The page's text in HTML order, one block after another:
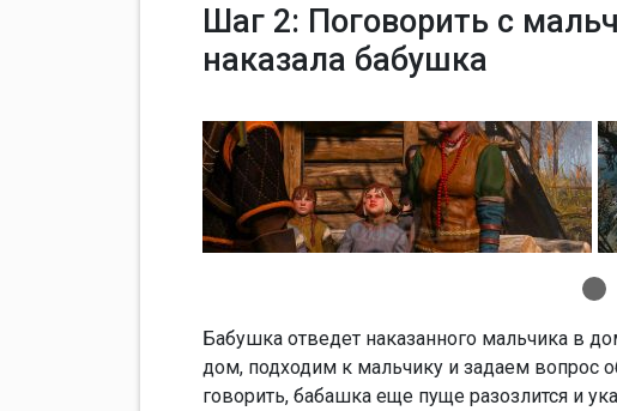
Шаг 2: Поговорить с
наказала бабушка
Бабушка отведет наказанного мальчика в
дом, подходим к мальчику и задаем вопрос
говорить, бабашка еще пуще разозлится и